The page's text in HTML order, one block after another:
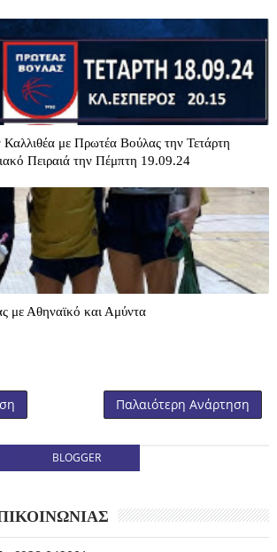
Καλλιθέα με Πρωτέα Βούλας την Τετάρτη
Πειραιά την Πέμπτη 19.09.24
με Αθηναϊκό και Αμύντα
Παλαιότερη Ανάρτηση
BLOGGER